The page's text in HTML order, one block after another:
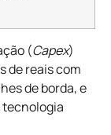
(Capex)
de reais com
de borda, e